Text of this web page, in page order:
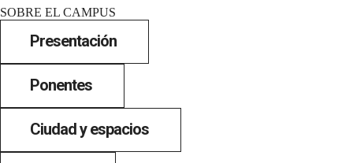
SOBRE EL CAMPUS
Presentación
Ponentes
Ciudad y espacios